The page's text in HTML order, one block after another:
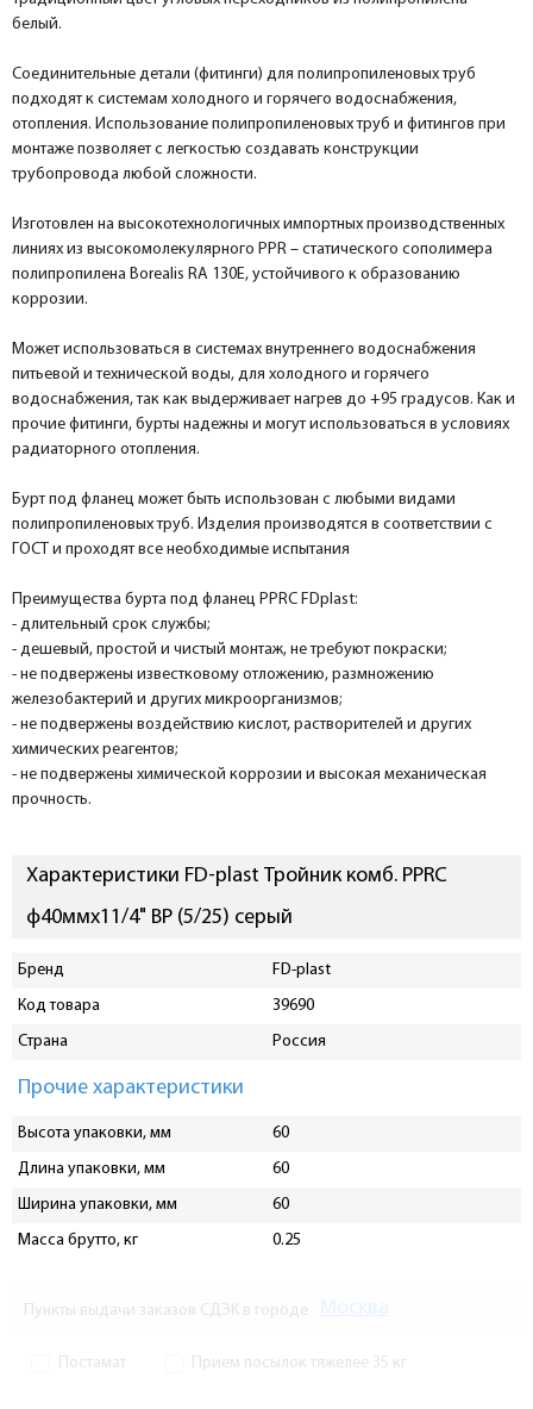
белый.
Соединительные детали (фитинги) для полипропиленовых труб
подходят к системам холодного и горячего водоснабжения,
отопления. Использование полипропиленовых труб и фитингов при
монтаже позволяет с легкостью создавать конструкции
трубопровода любой сложности.
Изготовлен на высокотехнологичных импортных производственных
линиях из высокомолекулярного PPR – статического сополимера
полипропилена Borealis RA 130Е, устойчивого к образованию
коррозии.
Может использоваться в системах внутреннего водоснабжения
питьевой и технической воды, для холодного и горячего
водоснабжения, так как выдерживает нагрев до +95 градусов. Как и
прочие фитинги, бурты надежны и могут использоваться в условиях
радиаторного отопления.
Бурт под фланец может быть использован с любыми видами
полипропиленовых труб. Изделия производятся в соответствии с
ГОСТ и проходят все необходимые испытания
Преимущества бурта под фланец PPRC FDplast:
- длительный срок службы;
- дешевый, простой и чистый монтаж, не требуют покраски;
- не подвержены известковому отложению, размножению
железобактерий и других микроорганизмов;
- не подвержены воздействию кислот, растворителей и других
химических реагентов;
- не подвержены химической коррозии и высокая механическая
прочность.
Характеристики FD-plast Тройник комб. PPRC
ф40ммх11/4" ВР (5/25) серый
Бренд
FD-plast
Код товара
39690
Страна
Россия
Прочие характеристики
Высота упаковки, мм
60
Длина упаковки, мм
60
Ширина упаковки, мм
60
Масса брутто, кг
0.25
Пункты выдачи заказов СДЭК в городе
Постамат Прием посылок тяжелее 35 кг